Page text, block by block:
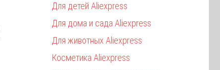
Для детей Aliexpress
Для дома и сада Aliexpress
Для животных Aliexpress
Косметика Aliexpress